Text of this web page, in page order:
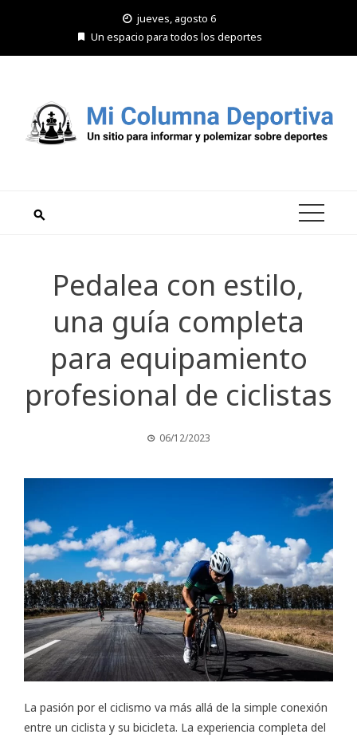
jueves, agosto 6
Un espacio para todos los deportes
Pedalea con estilo,
una guía completa
para equipamiento
profesional de ciclistas
06/12/2023
La pasión por el ciclismo va más allá de la simple conexión
entre un ciclista y su bicicleta. La experiencia completa del